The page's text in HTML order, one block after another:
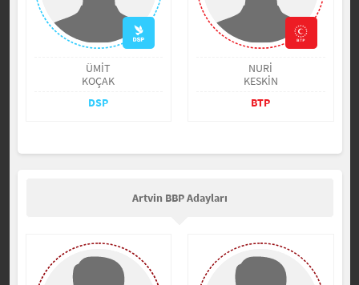
ÜMİT
KOÇAK
DSP
NURİ
KESKİN
BTP
Artvin BBP Adayları